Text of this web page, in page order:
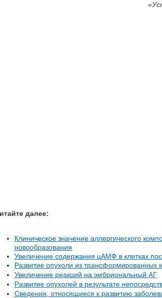
далее:
Клиническое значение аллергического
новообразования
Увеличение содержания цАМФ в клетках
Развитие опухоли из трансформированных
Увеличение реакций на эмбриональный АГ
Развитие опухолей в результате
Сведения, относящиеся к развитию